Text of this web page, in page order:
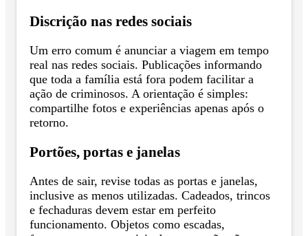
Discrição nas redes sociais
Um erro comum é anunciar a viagem em tempo
real nas redes sociais. Publicações informando
que toda a família está fora podem facilitar a
ação de criminosos. A orientação é simples:
compartilhe fotos e experiências apenas após o
retorno.
Portões, portas e janelas
Antes de sair, revise todas as portas e janelas,
inclusive as menos utilizadas. Cadeados, trincos
e fechaduras devem estar em perfeito
funcionamento. Objetos como escadas,